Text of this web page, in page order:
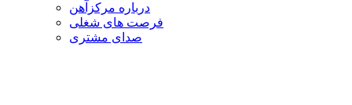
درباره مرکزآهن
فرصت های شغلی
صدای مشتری